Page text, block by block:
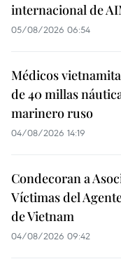
internacional de
05/08/2026 06:54
Médicos
de 40 millas
marinero ruso
04/08/2026 14:19
Condecoran a
Víctimas del
de Vietnam
04/08/2026 09:42